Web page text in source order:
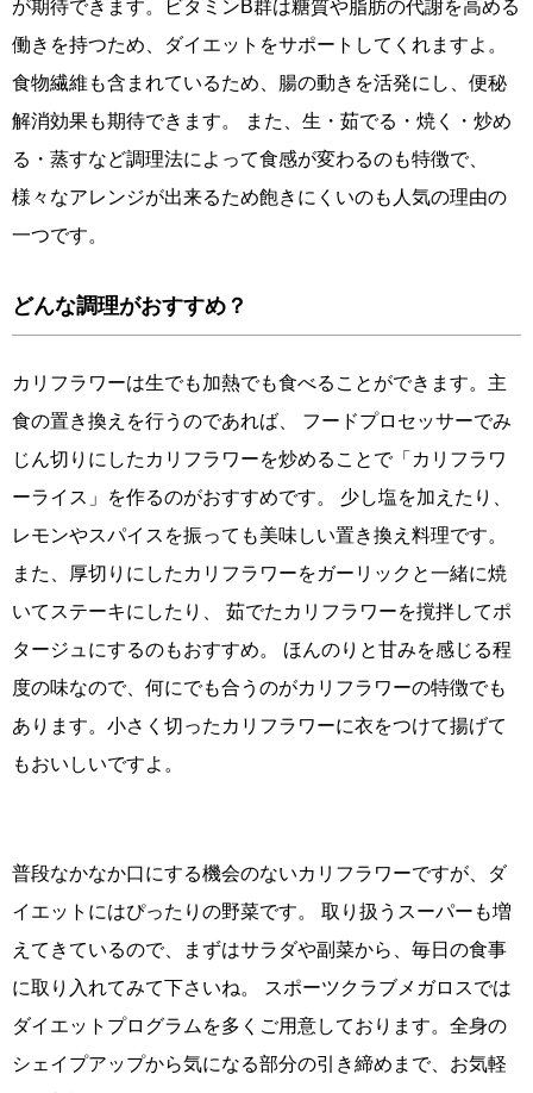
が期待できます。ビタミンB群は糖質や脂肪の代謝を高める
働きを持つため、ダイエットをサポートしてくれますよ。
食物繊維も含まれているため、腸の動きを活発にし、便秘
解消効果も期待できます。 また、生・茹でる・焼く・炒め
る・蒸すなど調理法によって食感が変わるのも特徴で、
様々なアレンジが出来るため飽きにくいのも人気の理由の
一つです。
どんな調理がおすすめ？
カリフラワーは生でも加熱でも食べることができます。主
食の置き換えを行うのであれば、 フードプロセッサーでみ
じん切りにしたカリフラワーを炒めることで「カリフラワ
ーライス」を作るのがおすすめです。 少し塩を加えたり、
レモンやスパイスを振っても美味しい置き換え料理です。
また、厚切りにしたカリフラワーをガーリックと一緒に焼
いてステーキにしたり、 茹でたカリフラワーを撹拌してポ
タージュにするのもおすすめ。 ほんのりと甘みを感じる程
度の味なので、何にでも合うのがカリフラワーの特徴でも
あります。小さく切ったカリフラワーに衣をつけて揚げて
もおいしいですよ。
普段なかなか口にする機会のないカリフラワーですが、ダ
イエットにはぴったりの野菜です。 取り扱うスーパーも増
えてきているので、まずはサラダや副菜から、毎日の食事
に取り入れてみて下さいね。 スポーツクラブメガロスでは
ダイエットプログラムを多くご用意しております。全身の
シェイプアップから気になる部分の引き締めまで、お気軽